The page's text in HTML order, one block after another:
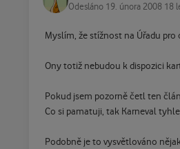
Odesláno 19. února 2008 18
Myslím, že stížnost na Úřadu
Ony totiž nebudou k dispozici
Pokud jsem pozorně četl ten
Co si pamatuji, tak Karneval
Podobně je to vysvětlováno